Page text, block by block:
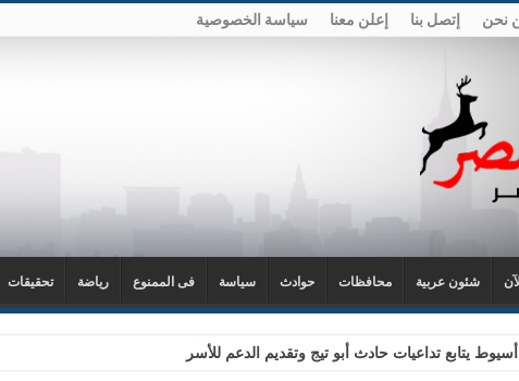
نحن إتصل بنا إعلن معنا سياسة الخصوصية
شئون عربية محافظات حوادث سياسة فى الممنوع رياضة تحقيقات
يتابع تداعيات حادث أبو تيج وتقديم الدعم للأسر